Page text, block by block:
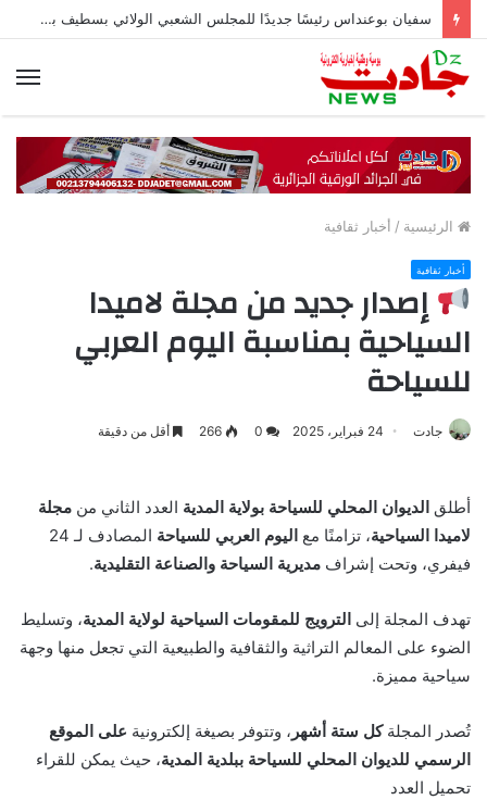
سفيان بوعنداس رئيسًا جديدًا للمجلس الشعبي الولائي بسطيف بالأغلبية
الرئيسية / أخبار ثقافية
أخبار ثقافية
إصدار جديد من مجلة لاميدا
السياحية بمناسبة اليوم العربي
للسياحة
جادت 24 فبراير، 2025 0
266 أقل من دقيقة
أطلق الديوان المحلي للسياحة بولاية المدية العدد الثاني من مجلة
لاميدا السياحية، تزامنًا مع اليوم العربي للسياحة
المصادف لـ 24
فيفري، وتحت إشراف مديرية السياحة والصناعة التقليدية.
تهدف المجلة إلى الترويج للمقومات السياحية لولاية المدية، وتسليط
الضوء على المعالم التراثية والثقافية والطبيعية التي تجعل منها وجهة
سياحية مميزة.
تُصدر المجلةكل ستة أشهر ، وتتوفر بصيغة إلكترونية على الموقع
الرسمي للديوان المحلي للسياحة ببلدية المدية، حيث يمكن للقراء
تحميل العدد